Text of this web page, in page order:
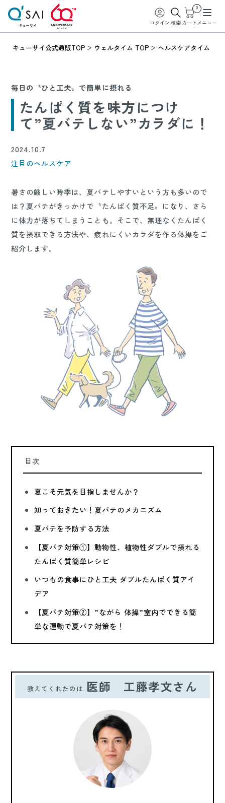
ログイン 検索
0
カート メニュー
キューサイ公式通販TOP ウェルタイム TOP ヘルスケアタイム
毎日の〝ひと工夫〟で簡単に摂れる
たんぱく質を味方につけ
て”夏バテしない”カラダに！
2024.10.7
注目のヘルスケア
暑さの厳しい時季は、夏バテしやすいという方も多いので
は？夏バテがきっかけで〝たんぱく質不足〟になり、さら
に体力が落ちてしまうことも。そこで、無理なくたんぱく
質を摂取できる方法や、疲れにくいカラダを作る体操をご
紹介します。
目次
夏こそ元気を目指しませんか？
知っておきたい！夏バテのメカニズム
夏バテを予防する方法
【夏バテ対策①】動物性、植物性ダブルで摂れる
たんぱく質簡単レシピ
いつもの食事にひと工夫 ダブルたんぱく質アイ
デア
【夏バテ対策②】”ながら 体操”室内でできる簡
単な運動で夏バテ対策を！
教えてくれたのは 医師 工藤孝文さん